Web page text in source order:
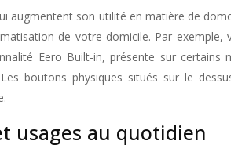
augmentent son utilité en matière de
de votre domicile. Par
Eero Built-in, présente sur
boutons physiques situés sur le
usages au quotidien